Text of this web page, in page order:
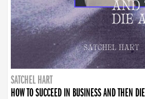
SATCHEL HART
HOW TO SUCCEED IN BUSINESS AND THEN